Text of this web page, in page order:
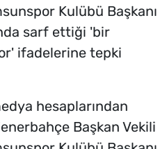
Kulübü Başkanı
sarf ettiği 'bir
ifadelerine tepki
hesaplarından
Başkan Vekili